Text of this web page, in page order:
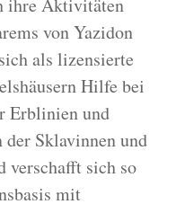
ihre Aktivitäten
von Yazidon
als lizensierte
Hilfe bei
Erblinien und
Sklavinnen und
verschafft sich so
mit